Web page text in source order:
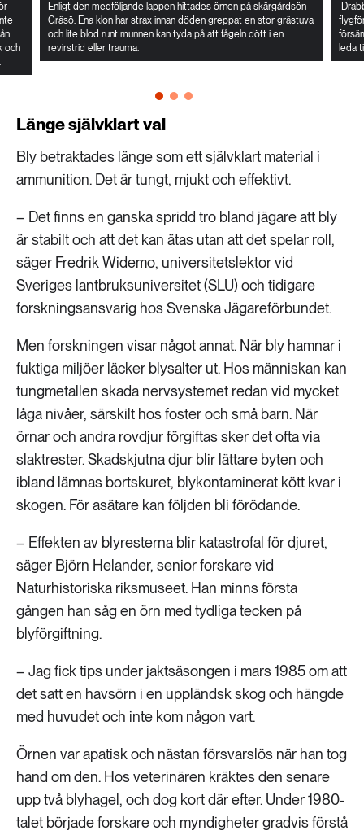
och
Enligt den medföljande lappen hittades örnen på skärgårdsön
Gräsö. Ena klon har strax innan döden greppat en stor grästuva
och lite blod runt munnen kan tyda på att fågeln dött i en
revirstrid eller trauma.
leda
Länge självklart val
Bly betraktades länge som ett självklart material i
ammunition. Det är tungt, mjukt och effektivt.
– Det finns en ganska spridd tro bland jägare att bly
är stabilt och att det kan ätas utan att det spelar roll,
säger Fredrik Widemo, universitetslektor vid
Sveriges lantbruksuniversitet (SLU) och tidigare
forskningsansvarig hos Svenska Jägareförbundet.
Men forskningen visar något annat. När bly hamnar i
fuktiga miljöer läcker blysalter ut. Hos människan kan
tungmetallen skada nervsystemet redan vid mycket
låga nivåer, särskilt hos foster och små barn. När
örnar och andra rovdjur förgiftas sker det ofta via
slaktrester. Skadskjutna djur blir lättare byten och
ibland lämnas bortskuret, blykontaminerat kött kvar i
skogen. För asätare kan följden bli förödande.
– Effekten av blyresterna blir katastrofal för djuret,
säger Björn Helander, senior forskare vid
Naturhistoriska riksmuseet. Han minns första
gången han såg en örn med tydliga tecken på
blyförgiftning.
– Jag fick tips under jaktsäsongen i mars 1985 om att
det satt en havsörn i en uppländsk skog och hängde
med huvudet och inte kom någon vart.
Örnen var apatisk och nästan försvarslös när han tog
hand om den. Hos veterinären kräktes den senare
upp två blyhagel, och dog kort där efter. Under 1980-
talet började forskare och myndigheter gradvis förstå